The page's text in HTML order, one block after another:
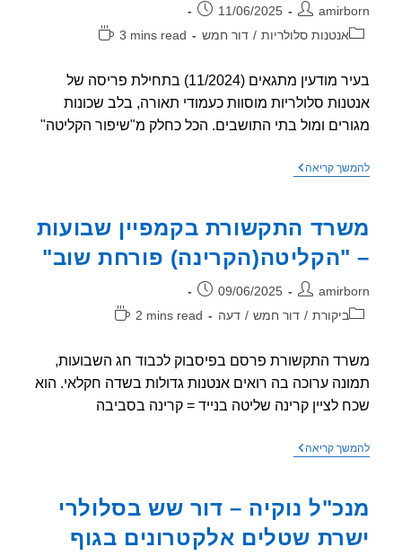
פורסם:
11/06/2025
אנטנות סלולריות / דור חמש
זמן
3 mins read
בעיר מודעין מתגאים (11/2024) בתחילת פריסה של
סלולריות מוסוות כעמודי תאורה, בלב שכונות
ומול בתי התושבים. הכל כחלק מ"שיפור הקליטה"
קריאההחלה
אנטנות
סלולריות
על
עמודי
התקשורת בקמפיין שבועות
פורחת שוב"
פורסם:
09/06/2025
ביקורת / דור חמש / דעה
זמן
2 mins read
התקשורת פרסם בפיסבוק לכבוד חג השבועות,
ערוכה בה רואים אנטנות גדולות בשדה חקלאי. הוא
לציין קרינה שליטה בנייד = קרינה בסביבה
קריאהמשרד
–
"הקליטה(הקרינה)
פורחת
שוב"
נוקיה – דור שש בסלולרי
שטלים אלקטרונים בגוף